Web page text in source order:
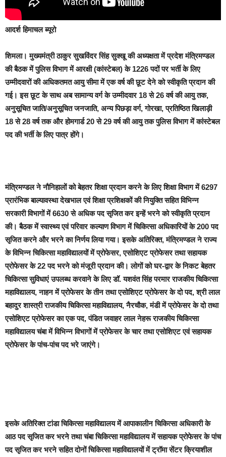
आदर्श हिमाचल ब्यूरो
शिमला। मुख्यमंत्री ठाकुर सुखविंदर सिंह सुक्खू की अध्यक्षता में प्रदेश मंत्रिमण्डल
की बैठक में पुलिस विभाग में आरक्षी (कांस्टेबल) के 1226 पदों पर भर्ती के लिए
उम्मीदवारों की अधिकतमत आयु सीमा में एक वर्ष की छूट देने को स्वीकृति प्रदान की
गई। इस छूट के साथ अब सामान्य वर्ग के उम्मीदवार 18 से 26 वर्ष की आयु तक,
अनुसूचित जाति/अनुसूचित जनजाति, अन्य पिछड़ा वर्ग, गोरखा, प्रतिष्ठित खिलाड़ी
18 से 28 वर्ष तक और होमगार्ड 20 से 29 वर्ष की आयु तक पुलिस विभाग में कांस्टेबल
पद की भर्ती के लिए पात्र होंगे।
मंत्रिमण्डल ने नौनिहालों को बेहतर शिक्षा प्रदान करने के लिए शिक्षा विभाग में 6297
प्रारंभिक बाल्यावस्था देखभाल एवं शिक्षा प्रशिक्षकों की नियुक्ति सहित विभिन्न
सरकारी विभागों में 6630 से अधिक पद सृजित कर इन्हें भरने को स्वीकृति प्रदान
की। बैठक में स्वास्थ्य एवं परिवार कल्याण विभाग में चिकित्सा अधिकारियों के 200 पद
सृजित करने और भरने का निर्णय लिया गया। इसके अतिरिक्त, मंत्रिमण्डल ने राज्य
के विभिन्न चिकित्सा महाविद्यालयों में प्रोफेसर, एसोशिएट प्रोफेसर तथा सहायक
प्रोफेसर के 22 पद भरने को मंजूरी प्रदान की। लोगों को घर-द्वार के निकट बेहतर
चिकित्सा सुविधाएं उपलब्ध करवाने के लिए डॉ. यशवंत सिंह परमार राजकीय चिकित्सा
महाविद्यालय, नाहन में प्रोफेसर के तीन तथा एसोशिएट प्रोफेसर के दो पद, श्री लाल
बहादुर शास्त्री राजकीय चिकित्सा महाविद्यालय, नैरचौक, मंडी में प्रोफेसर के दो तथा
एसोशिएट प्रोफेसर का एक पद, पंडित जवाहर लाल नेहरू राजकीय चिकित्सा
महाविद्यालय चंबा में विभिन्न विभागों में प्रोफेसर के चार तथा एसोशिएट एवं सहायक
प्रोफेसर के पांच-पांच पद भरे जाएंगे।
इसके अतिरिक्त टांडा चिकित्सा महाविद्यालय में आपाकालीन चिकित्सा अधिकारी के
आठ पद सृजित कर भरने तथा चंबा चिकित्सा महाविद्यालय में सहायक प्रोफेसर के पांच
पद सृजित कर भरने सहित दोनों चिकित्सा महाविद्यालयों में ट्रॉमा सेंटर क्रियाशील